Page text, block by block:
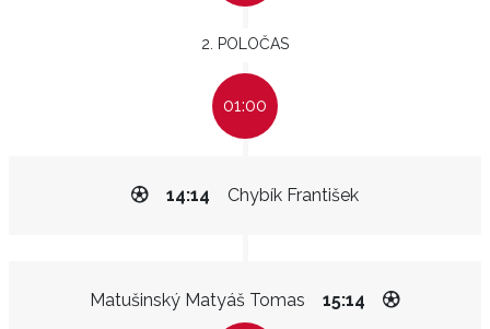
2. POLOČAS
01:00
Chybík František
14:14
Matušinský Matyáš Tomas 15:14